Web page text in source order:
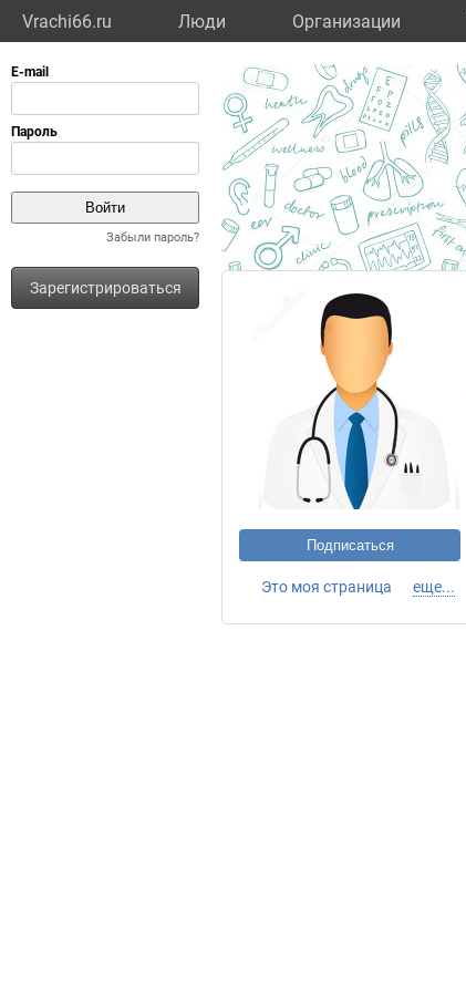
Vrachi66.ru Люди Организации
Забыли пароль?
Зарегистрироваться
Подписаться
Это моя страница еще...